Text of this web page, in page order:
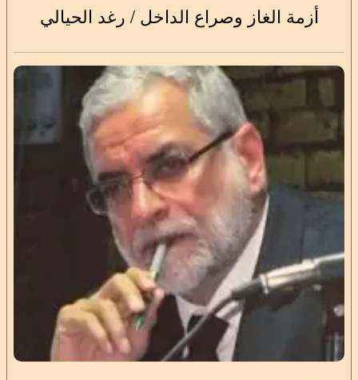
أزمة الغاز وصراع الداخل / رغد الحيالي